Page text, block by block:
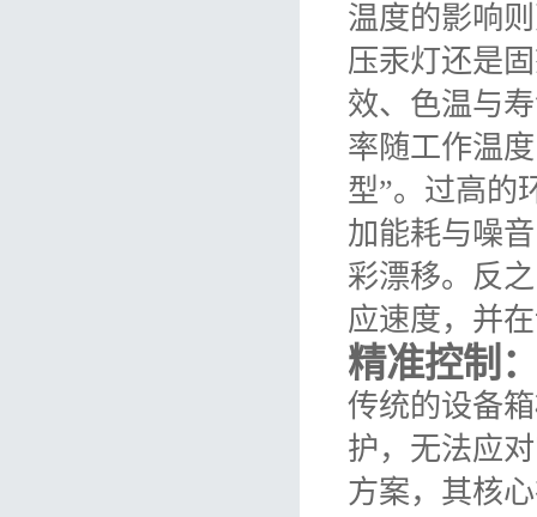
温度的影响
压汞灯还是
效、色温与
率随工作温
型”。过高的
加能耗与噪
彩漂移。反
应速度，并
精准控制
传统的设备
护，无法应
方案，其核